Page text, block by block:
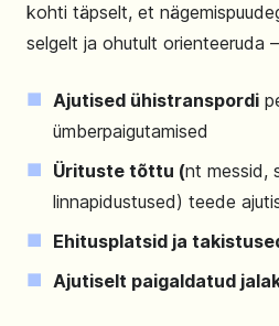
kohti täpselt, et
selgelt ja ohutult orienteeruda
Ajutised ühistranspordi
ümberpaigutamised
Ürituste tõttu (nt messid,
linnapidustused) teede
Ehitusplatsid ja
Ajutiselt paigaldatud